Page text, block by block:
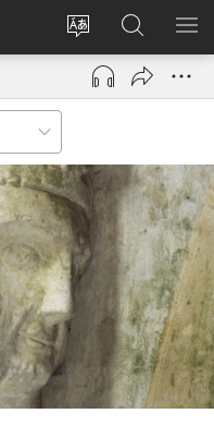
Vælg
sprog
Log
på
(åbner
vindue)
Søg
på
JW.ORG
VIS